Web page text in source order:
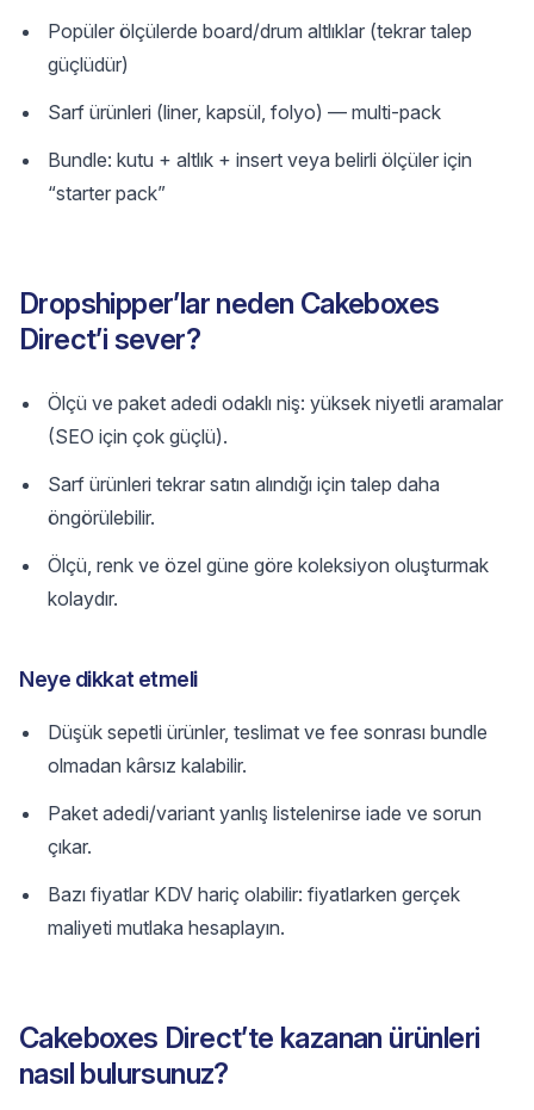
Popüler ölçülerde board/drum altlıklar (tekrar talep
güçlüdür)
Sarf ürünleri (liner, kapsül, folyo) — multi-pack
Bundle: kutu + altlık + insert veya belirli ölçüler için
“starter pack”
Dropshipper’lar neden Cakeboxes
Direct’i sever?
Ölçü ve paket adedi odaklı niş: yüksek niyetli aramalar
(SEO için çok güçlü).
Sarf ürünleri tekrar satın alındığı için talep daha
öngörülebilir.
Ölçü, renk ve özel güne göre koleksiyon oluşturmak
kolaydır.
Neye dikkat etmeli
Düşük sepetli ürünler, teslimat ve fee sonrası bundle
olmadan kârsız kalabilir.
Paket adedi/variant yanlış listelenirse iade ve sorun
çıkar.
Bazı fiyatlar KDV hariç olabilir: fiyatlarken gerçek
maliyeti mutlaka hesaplayın.
Cakeboxes Direct’te kazanan ürünleri
nasıl bulursunuz?